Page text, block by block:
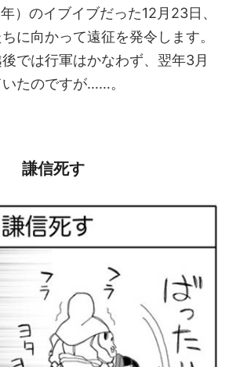
）のイブイブだった12月23日、
に向かって遠征を発令します。
では行軍はかなわず、翌年3月
たのですが……。
謙信死す